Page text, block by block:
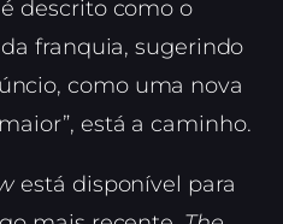
descrito como o
franquia, sugerindo
como uma nova
está a caminho.
está disponível para